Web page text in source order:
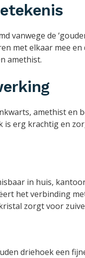
vanwege de
met elkaar mee
amethist.
amethist en
erg krachtig en
in huis,
het verbinding
zorgt voor
driehoek een